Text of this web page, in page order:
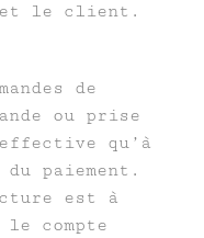
et le client.
de
ou prise
qu’à
paiement.
est à
compte